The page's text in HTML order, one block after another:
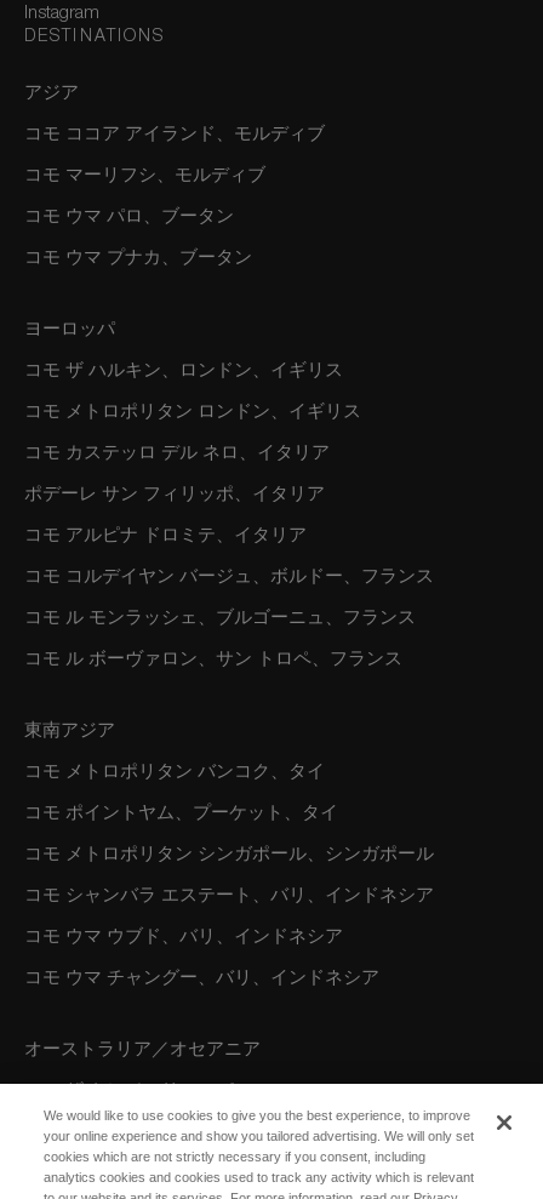
Instagram
DESTINATIONS
アジア
コモ ココア アイランド、モルディブ
コモ マーリフシ、モルディブ
コモ ウマ パロ、ブータン
コモ ウマ プナカ、ブータン
ヨーロッパ
コモ ザ ハルキン、ロンドン、イギリス
コモ メトロポリタン ロンドン、イギリス
コモ カステッロ デル ネロ、イタリア
ポデーレ サン フィリッポ、イタリア
コモ アルピナ ドロミテ、イタリア
コモ コルデイヤン バージュ、ボルドー、フランス
コモ ル モンラッシェ、ブルゴーニュ、フランス
コモ ル ボーヴァロン、サン トロペ、フランス
東南アジア
コモ メトロポリタン バンコク、タイ
コモ ポイントヤム、プーケット、タイ
コモ メトロポリタン シンガポール、シンガポール
コモ シャンバラ エステート、バリ、インドネシア
コモ ウマ ウブド、バリ、インドネシア
コモ ウマ チャングー、バリ、インドネシア
オーストラリア／オセアニア
北米
We would like to use cookies to give you the best experience, to improve
your online experience and show you tailored advertising. We will only set
cookies which are not strictly necessary if you consent, including
analytics cookies and cookies used to track any activity which is relevant